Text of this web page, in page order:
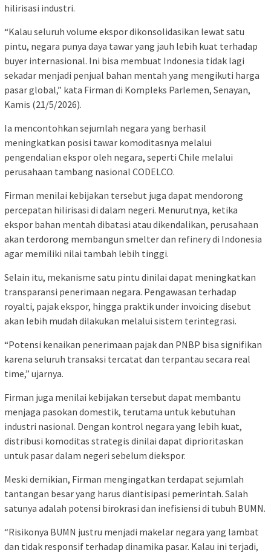
hilirisasi industri.
“Kalau seluruh volume ekspor dikonsolidasikan lewat satu
pintu, negara punya daya tawar yang jauh lebih kuat terhadap
buyer internasional. Ini bisa membuat Indonesia tidak lagi
sekadar menjadi penjual bahan mentah yang mengikuti harga
pasar global,” kata Firman di Kompleks Parlemen, Senayan,
Kamis (21/5/2026).
Ia mencontohkan sejumlah negara yang berhasil
meningkatkan posisi tawar komoditasnya melalui
pengendalian ekspor oleh negara, seperti Chile melalui
perusahaan tambang nasional CODELCO.
Firman menilai kebijakan tersebut juga dapat mendorong
percepatan hilirisasi di dalam negeri. Menurutnya, ketika
ekspor bahan mentah dibatasi atau dikendalikan, perusahaan
akan terdorong membangun smelter dan refinery di Indonesia
agar memiliki nilai tambah lebih tinggi.
Selain itu, mekanisme satu pintu dinilai dapat meningkatkan
transparansi penerimaan negara. Pengawasan terhadap
royalti, pajak ekspor, hingga praktik under invoicing disebut
akan lebih mudah dilakukan melalui sistem terintegrasi.
“Potensi kenaikan penerimaan pajak dan PNBP bisa signifikan
karena seluruh transaksi tercatat dan terpantau secara real
time,” ujarnya.
Firman juga menilai kebijakan tersebut dapat membantu
menjaga pasokan domestik, terutama untuk kebutuhan
industri nasional. Dengan kontrol negara yang lebih kuat,
distribusi komoditas strategis dinilai dapat diprioritaskan
untuk pasar dalam negeri sebelum diekspor.
Meski demikian, Firman mengingatkan terdapat sejumlah
tantangan besar yang harus diantisipasi pemerintah. Salah
satunya adalah potensi birokrasi dan inefisiensi di tubuh BUMN.
“Risikonya BUMN justru menjadi makelar negara yang lambat
dan tidak responsif terhadap dinamika pasar. Kalau ini terjadi,